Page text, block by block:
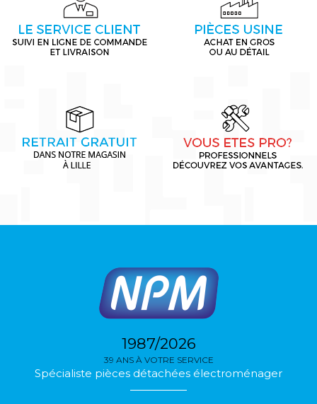
1987/2026
39 ANS À VOTRE SERVICE
Spécialiste pièces détachées électroménager